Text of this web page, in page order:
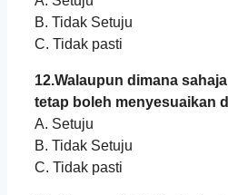
B. Tidak Setuju
C. Tidak pasti
12.Walaupun dimana
tetap boleh menyesuaikan
A. Setuju
B. Tidak Setuju
C. Tidak pasti